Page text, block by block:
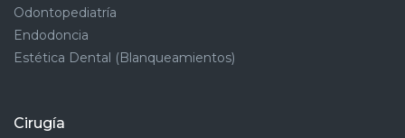
Odontopediatría
Endodoncia
Estética Dental (Blanqueamientos)
Cirugía